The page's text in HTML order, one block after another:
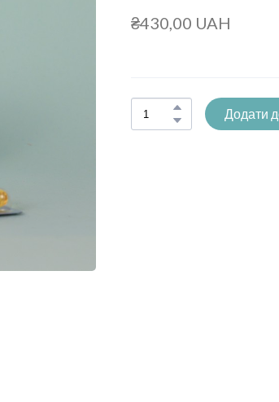
₴430,00 UAH
Додати